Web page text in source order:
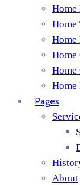
Home
Home
Home
Home
Pages
About